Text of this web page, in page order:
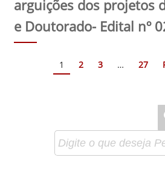
arguições dos projetos
e Doutorado- Edital nº
1 2 3 … 27